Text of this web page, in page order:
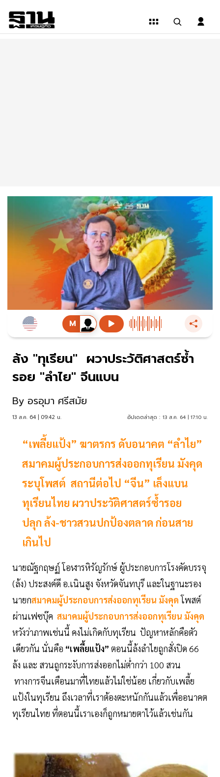
ล้ง "ทุเรียน" ผวาประวัติศาสตร์ซ้ำ
รอย "ลำไย" จีนแบน
By อรอุมา ศรีสมัย
13 ส.ค. 64 | 09:42 น. อัปเดตล่าสุด : 13 ส.ค. 64 | 17:10 น.
“เพลี้ยแป้ง” ฆาตรกร ดับอนาคต “ลำไย”
สมาคมผู้ประกอบการส่งออกทุเรียน มังคุด
ระบุโพสต์ สถานีต่อไป “จีน” เล็งแบน
ทุเรียนไทย ผวาประวัติศาสตร์ซ้ำรอย
ปลุก ล้ง-ชาวสวนปกป้องตลาด ก่อนสาย
เกินไป
นายณัฐกฤษฏ์ โอฬารหิรัญรักษ์ ผู้ประกอบการโรงคัดบรรจุ
(ล้ง) ประสงค์ดี อ.เนินสูง จังหวัดจันทบุรี และในฐานะรอง
นายกสมาคมผู้ประกอบการส่งออกทุเรียน มังคุดโพสต์
ผ่านเฟซบุ๊ค สมาคมผู้ประกอบการส่งออกทุเรียน มังคุด
หวังว่าภาพเช่นนี้ คงไม่เกิดกับทุเรียน ปัญหาหลักคือตัว
เดียวกัน นั่นคือ “เพลี้ยแป้ง” ตอนนี้ล้งลำไยถูกสั่งปิด 66
ล้ง และ สวนถูกระงับการส่งออกไม่ต่ำกว่า 100 สวน
ทางการจีนเตือนมาที่ไทยแล้วไม่ใช่น้อย เกี่ยวกับเพลี้ย
แป้งในทุเรียน ถึงเวลาที่เราต้องตะหนักกันแล้วเพื่ออนาคต
ทุเรียนไทย ที่ตอนนี้เราเองก็ถูกหมายตาไว้แล้วเช่นกัน